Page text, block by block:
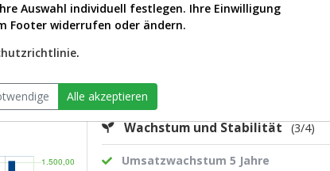
Div.25
0,00 %
Wachstum und Stabilität (3/4)
Umsatzwachstum 5 Jahre
Auswahl individuell festlegen. Ihre Einwilligung
Footer widerrufen oder ändern.
.
Alle akzeptieren